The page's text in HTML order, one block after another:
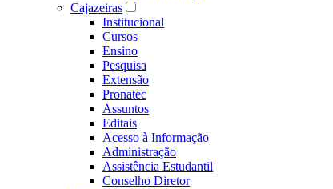
Cajazeiras
Institucional
Cursos
Ensino
Pesquisa
Extensão
Pronatec
Assuntos
Editais
Acesso à Informação
Administração
Assistência Estudantil
Conselho Diretor